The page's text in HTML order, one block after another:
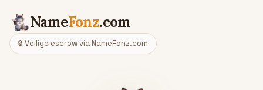
NameFonz.com
🔒 Veilige escrow via NameFonz.com